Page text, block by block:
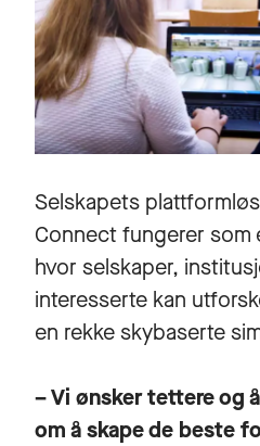
Selskapets
Connect fungerer som
hvor selskaper,
interesserte kan
en rekke skybaserte
– Vi ønsker tettere og
om å skape de beste